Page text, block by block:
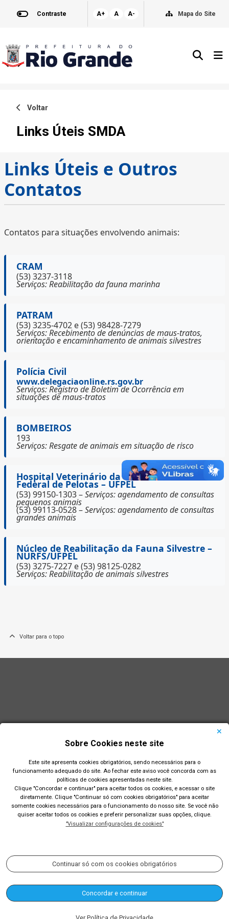
Contraste A+ A A- Mapa do Site
Voltar
Links Úteis SMDA
Links Úteis e Outros
Contatos
Contatos para situações envolvendo animais:
CRAM
(53) 3237-3118
Serviços: Reabilitação da fauna marinha
PATRAM
(53) 3235-4702 e (53) 98428-7279
Serviços: Recebimento de denúncias de maus-tratos,
orientação e encaminhamento de animais silvestres
Polícia Civil
www.delegaciaonline.rs.gov.br
Serviços: Registro de Boletim de Ocorrência em
situações de maus-tratos
BOMBEIROS
193
Serviços: Resgate de animais em situação de risco
Hospital Veterinário da Universidade
Federal de Pelotas – UFPEL
(53) 99150-1303 –Serviços: agendamento de consultas
pequenos animais
(53) 99113-0528 –Serviços: agendamento de consultas
grandes animais
Núcleo de Reabilitação da Fauna Silvestre –
NURFS/UFPEL
(53) 3275-7227 e (53) 98125-0282
Serviços: Reabilitação de animais silvestres
Voltar para o topo
Sobre Cookies neste site
Este site apresenta cookies obrigatórios, sendo necessários para o
funcionamento adequado do site. Ao fechar este aviso você concorda com as
políticas de cookies apresentadas neste site.
Clique "Concordar e continuar" para aceitar todos os cookies, e acessar o site
diretamente. Clique "Continuar só com cookies obrigatórios" para aceitar
somente cookies necessários para o funcionamento do nosso site. Se você não
quiser aceitar todos os cookies e preferir personalizar suas opções, clique.
"Visualizar configurações de cookies"
Continuar só com os cookies obrigatórios
Concordar e continuar
Prefeitura Municipal de Rio Grande
Largo Engenheiro João Fernandes Moreira - Centro - Rio
(53) 3233-8400
contato@riogrande.rs.gov.br